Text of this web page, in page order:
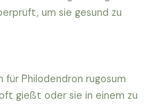
um sie gesund zu
für Philodendron rugosum
gießt oder sie in einem zu